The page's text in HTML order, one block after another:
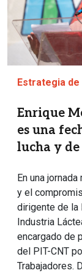
Estrategia
Enrique
es una
lucha y
En una
y el
dirigente de la
Industria
encargado de
del PIT-CNT
Trabajadores.